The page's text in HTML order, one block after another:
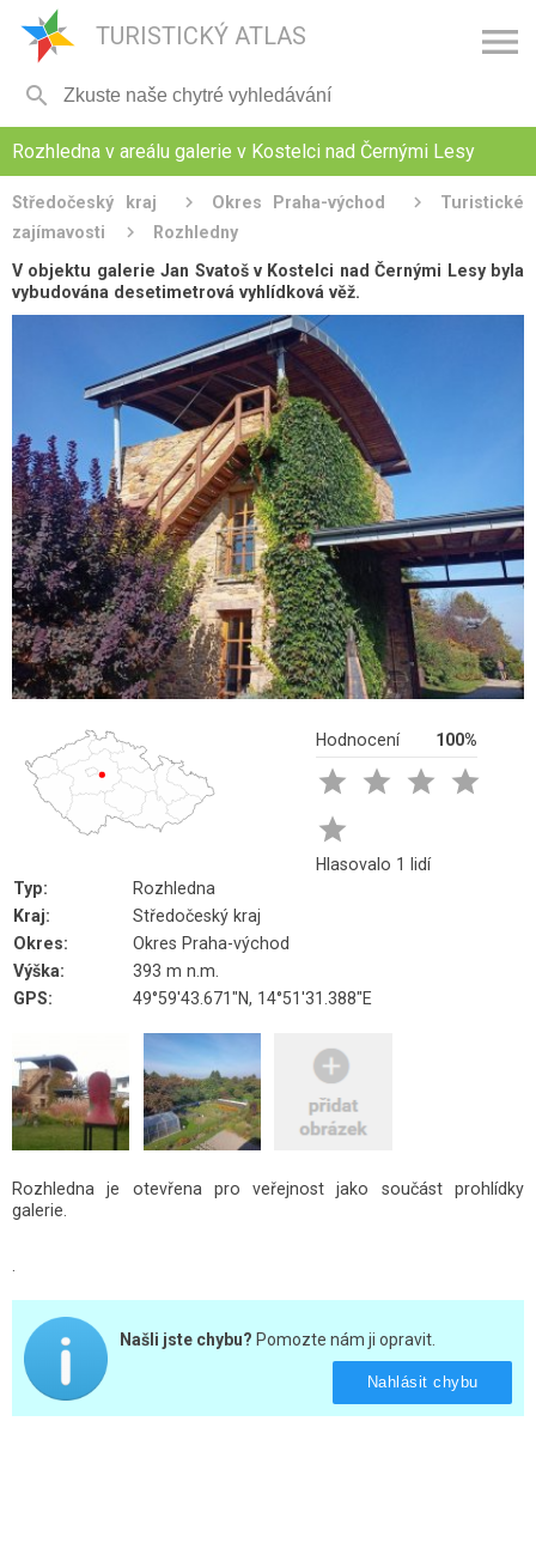
TURISTICKÝ ATLAS 

Rozhledna v areálu galerie v Kostelci nad Černými Lesy
Středočeský kraj Okres Praha-východ
Turistické
zajímavosti
Rozhledny
V objektu galerie Jan Svatoš v Kostelci nad Černými Lesy byla
vybudována desetimetrová vyhlídková věž.
Hodnocení 100%
   

Hlasovalo 1 lidí
Typ:
Rozhledna
Kraj:
Středočeský kraj
Okres:
Okres Praha-východ
Výška:
393 m n.m.
GPS:
49°59'43.671"N, 14°51'31.388"E
Rozhledna je otevřena pro veřejnost jako součást prohlídky
galerie.
.
Našli jste chybu? Pomozte nám ji opravit.
Nahlásit chybu